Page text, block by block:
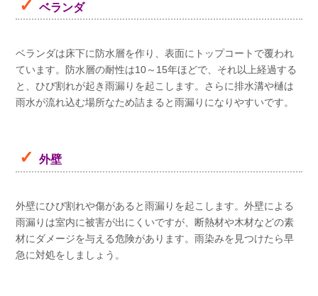
ベランダ
ベランダは床下に防水層を作り、表面にトップコートで覆われ
ています。防水層の耐性は10～15年ほどで、それ以上経過する
と、ひび割れが起き雨漏りを起こします。さらに排水溝や樋は
雨水が流れ込む場所なため詰まると雨漏りになりやすいです。
外壁
外壁にひび割れや傷があると雨漏りを起こします。外壁による
雨漏りは室内に被害が出にくいですが、断熱材や木材などの素
材にダメージを与える危険があります。雨染みを見つけたら早
急に対処をしましょう。